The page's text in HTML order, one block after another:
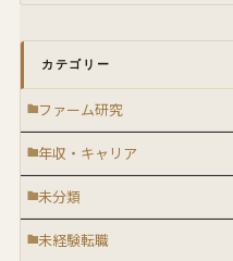
カテゴリー
ファーム研究
年収・キャリア
未分類
未経験転職